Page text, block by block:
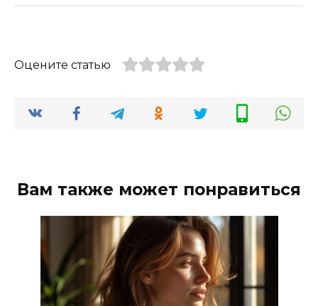
Оцените статью
Вам также может понравиться